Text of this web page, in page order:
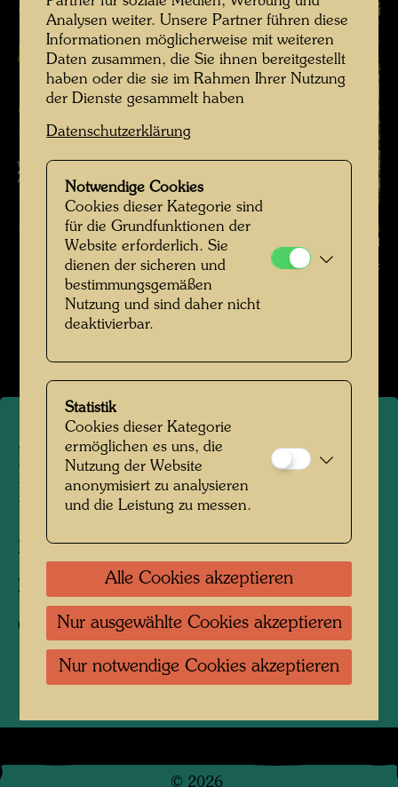
Hundertwassers Wald in Kaurinui , Fotograf: Richard Smart © Richard
Smart
Kaurinui Valley (Photo Richard Smart)
Hundertwassers Wald in
Kaurinui
Kaurinui Valley, Neuseeland, 2004
Fotograf: Richard Smart
Copyright:Richard Smart
© 2026
Analysen weiter. Unsere Partner führen diese
Informationen möglicherweise mit weiteren
Daten zusammen, die Sie ihnen bereitgestellt
haben oder die sie im Rahmen Ihrer Nutzung
der Dienste gesammelt haben
Datenschutzerklärung
Notwendige Cookies
Cookies dieser Kategorie sind
für die Grundfunktionen der
Website erforderlich. Sie
dienen der sicheren und
bestimmungsgemäßen
Nutzung und sind daher nicht
deaktivierbar.
Statistik
Cookies dieser Kategorie
ermöglichen es uns, die
Nutzung der Website
anonymisiert zu analysieren
und die Leistung zu messen.
Alle Cookies akzeptieren
Nur ausgewählte Cookies akzeptieren
Nur notwendige Cookies akzeptieren